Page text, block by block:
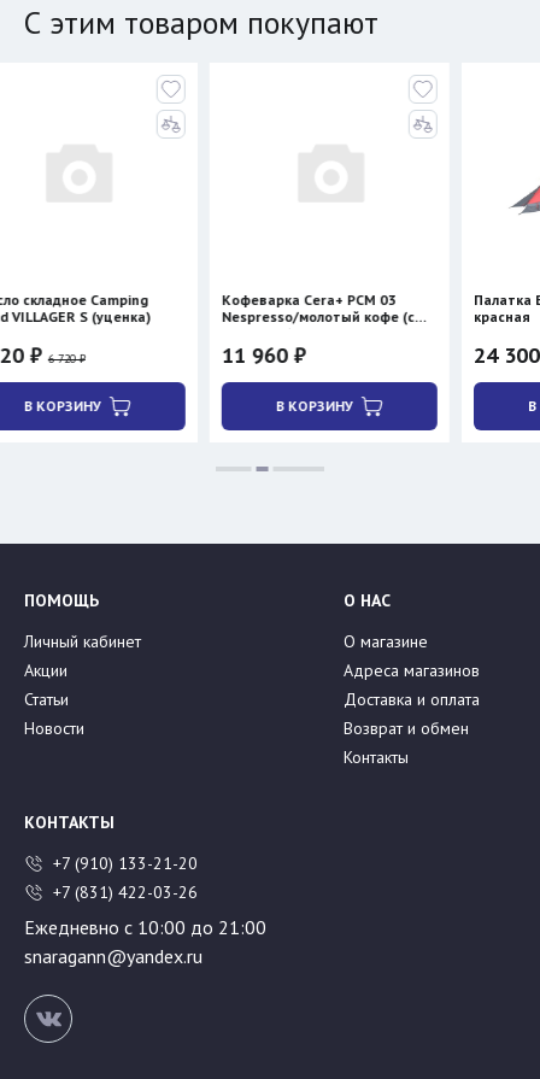
С этим товаром покупают
Camping
S (уценка)
₽
Кофеварка Cera+ PCM 03
Nespresso/молотый кофе (с
11 960 ₽
В КОРЗИНУ
Палатка BTrace
красная
24 300 ₽ 28 590 ₽
В КОРЗИНУ
ПОМОЩЬ
Личный кабинет
Акции
Статьи
Новости
О НАС
О магазине
Адреса магазинов
Доставка и оплата
Возврат и обмен
Контакты
КОНТАКТЫ
+7 (910) 133-21-20
+7 (831) 422-03-26
Ежедневно с 10:00 до 21:00
snaragann@yandex.ru